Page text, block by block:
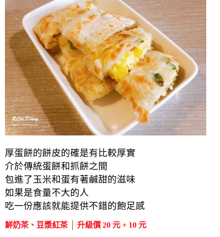
厚蛋餅的餅皮的確是有比較厚實
介於傳統蛋餅和抓餅之間
包進了玉米和蛋有著鹹甜的滋味
如果是食量不大的人
吃一份應該就能提供不錯的飽足感
鮮奶茶、豆漿紅茶 │ 升級價 20 元 + 10 元